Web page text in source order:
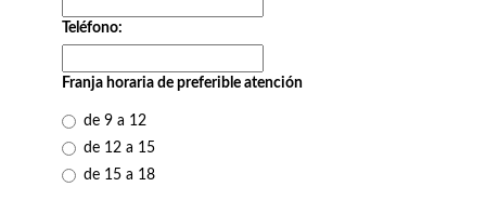
Teléfono:
Franja horaria de preferible atención
de 9 a 12
de 12 a 15
de 15 a 18